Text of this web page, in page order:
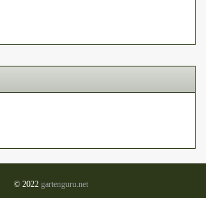
© 2022 gartenguru.net